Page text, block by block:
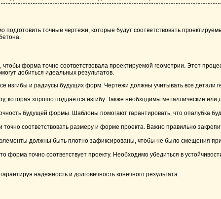
точные чертежи, которые будут соответствовать
форма точно соответствовала проектируемой геометрии. Этот
добиться идеальных результатов.
изгибы и радиусы будущих форм. Чертежи должны учитывать все детали
которая хорошо поддается изгибу. Также необходимы металлические
будущей формы. Шаблоны помогают гарантировать, что опалубка
соответствовать размеру и форме проекта. Важно правильно
должны быть плотно зафиксированы, чтобы не было смещения при
точно соответствует проекту. Необходимо убедиться в
надежность и долговечность конечного результата.